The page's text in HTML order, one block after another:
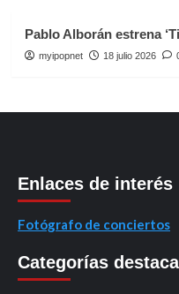
Pablo Alborán estrena
myipopnet 18 julio 2026
Enlaces de interés
Fotógrafo de conciertos
Categorías